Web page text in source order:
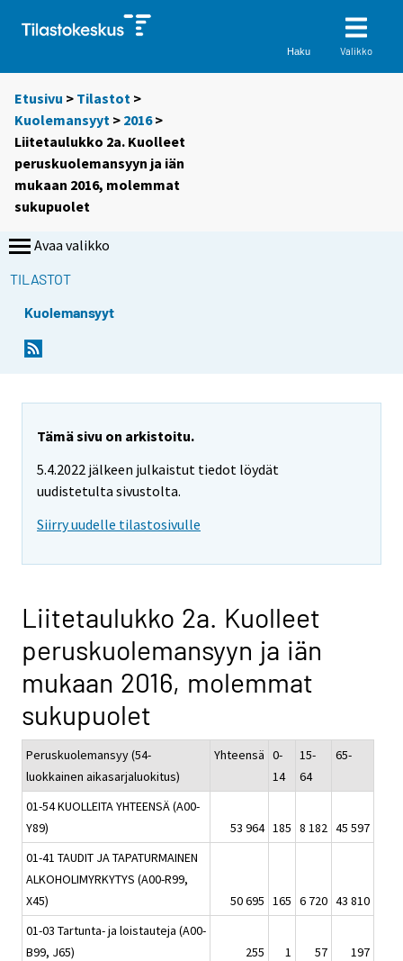
Haku Valikko
Etusivu > Tilastot >
Kuolemansyyt > 2016>
Liitetaulukko 2a. Kuolleet
peruskuolemansyyn ja iän
mukaan 2016, molemmat
sukupuolet
Avaa valikko
TILASTOT
Kuolemansyyt
Tämä sivu on arkistoitu.
5.4.2022 jälkeen julkaistut tiedot löydät
uudistetulta sivustolta.
Siirry uudelle tilastosivulle
Liitetaulukko 2a. Kuolleet
peruskuolemansyyn ja iän
mukaan 2016, molemmat
sukupuolet
Peruskuolemansyy (54-
luokkainen aikasarjaluokitus)
Yhteensä 0-
14
15-
64
65-
01-54 KUOLLEITA YHTEENSÄ (A00-
Y89)
53 964 185 8 182 45 597
01-41 TAUDIT JA TAPATURMAINEN
ALKOHOLIMYRKYTYS (A00-R99,
X45)
50 695 165 6 720 43 810
01-03 Tartunta- ja loistauteja (A00-
B99, J65)
255 1 57
197